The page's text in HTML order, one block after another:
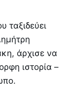
ταξιδεύει
άρχισε να
ιστορία –